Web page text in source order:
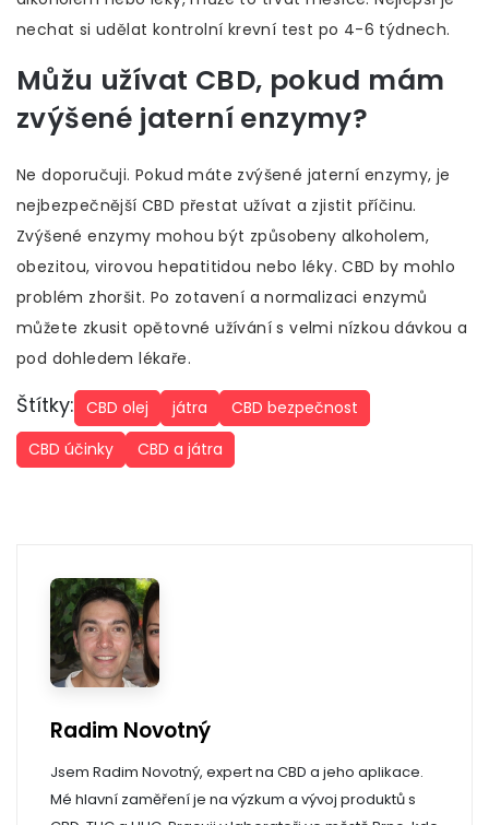
nechat si udělat kontrolní krevní test po 4-6 týdnech.
Můžu užívat CBD, pokud mám
zvýšené jaterní enzymy?
Ne doporučuji. Pokud máte zvýšené jaterní enzymy, je
nejbezpečnější CBD přestat užívat a zjistit příčinu.
Zvýšené enzymy mohou být způsobeny alkoholem,
obezitou, virovou hepatitidou nebo léky. CBD by mohlo
problém zhoršit. Po zotavení a normalizaci enzymů
můžete zkusit opětovné užívání s velmi nízkou dávkou a
pod dohledem lékaře.
Štítky: CBD olej játra
CBD bezpečnost
CBD účinky
CBD a játra
Radim Novotný
Jsem Radim Novotný, expert na CBD a jeho aplikace.
Mé hlavní zaměření je na výzkum a vývoj produktů s